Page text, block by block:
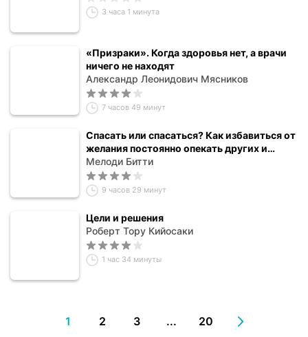
3 часа 1 минута
«Призраки». Когда здоровья нет, а врачи
ничего не находят
Александр Леонидович Мясников
7 часов 49 минут
Спасать или спасаться? Как избавитьcя от
желания постоянно опекать других и
начать думать о себе
Мелоди Битти
9 часов 29 минут
Цели и решения
Роберт Тору Кийосаки
1 час 34 минуты
1 2 3 ... 20